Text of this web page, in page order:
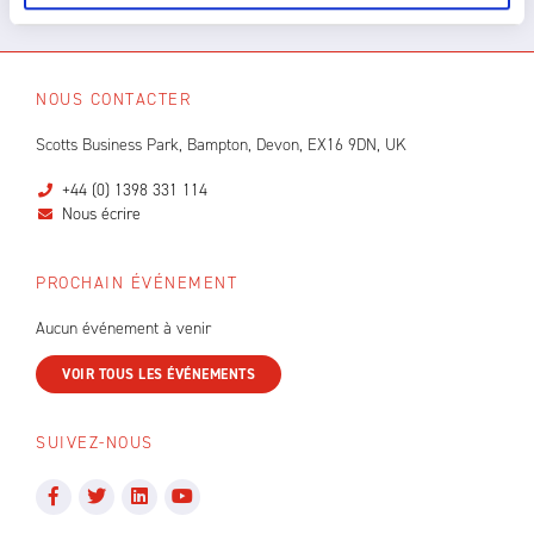
NOUS CONTACTER
Scotts Business Park, Bampton, Devon, EX16 9DN, UK
+44 (0) 1398 331 114
Nous écrire
PROCHAIN ÉVÉNEMENT
Aucun événement à venir
VOIR TOUS LES ÉVÉNEMENTS
SUIVEZ-NOUS